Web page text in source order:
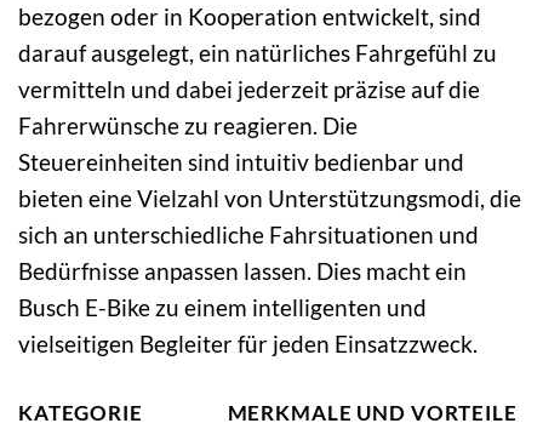
bezogen oder in Kooperation entwickelt, sind
darauf ausgelegt, ein natürliches Fahrgefühl zu
vermitteln und dabei jederzeit präzise auf die
Fahrerwünsche zu reagieren. Die
Steuereinheiten sind intuitiv bedienbar und
bieten eine Vielzahl von Unterstützungsmodi, die
sich an unterschiedliche Fahrsituationen und
Bedürfnisse anpassen lassen. Dies macht ein
Busch E-Bike zu einem intelligenten und
vielseitigen Begleiter für jeden Einsatzzweck.
KATEGORIE MERKMALE UND VORTEILE